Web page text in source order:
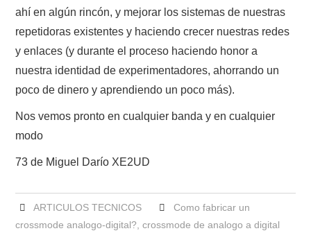
ahí en algún rincón, y mejorar los sistemas de nuestras
repetidoras existentes y haciendo crecer nuestras redes
y enlaces (y durante el proceso haciendo honor a
nuestra identidad de experimentadores, ahorrando un
poco de dinero y aprendiendo un poco más).
Nos vemos pronto en cualquier banda y en cualquier
modo
73 de Miguel Darío XE2UD
ARTICULOS TECNICOS
Como fabricar un
crossmode analogo-digital?,crossmode de analogo a digital